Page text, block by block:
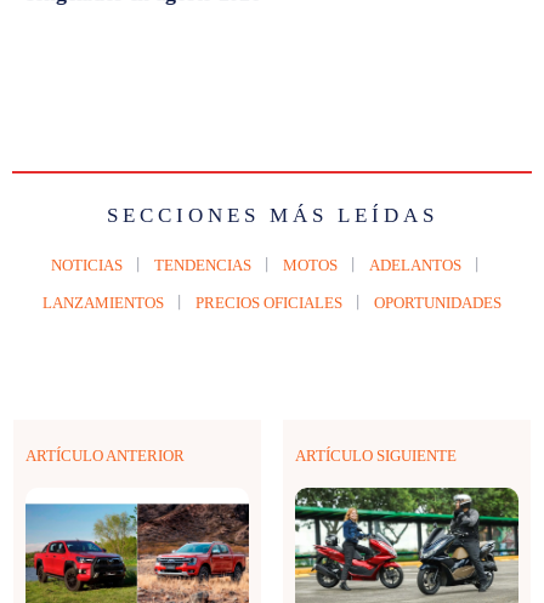
SECCIONES MÁS LEÍDAS
NOTICIAS TENDENCIAS MOTOS ADELANTOS
LANZAMIENTOS PRECIOS OFICIALES OPORTUNIDADES
ARTÍCULO ANTERIOR ARTÍCULO SIGUIENTE